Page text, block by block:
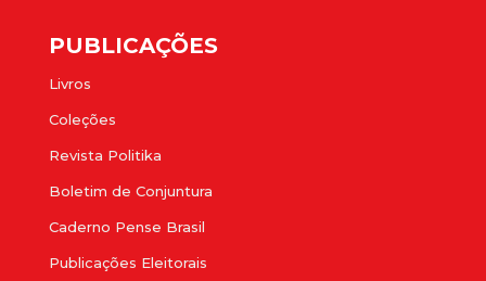
PUBLICAÇÕES
Livros
Coleções
Revista Politika
Boletim de Conjuntura
Caderno Pense Brasil
Publicações Eleitorais